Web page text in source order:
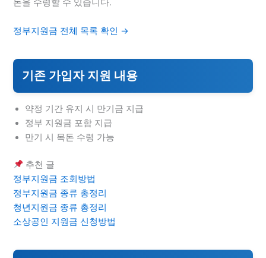
돈을 수령할 수 있습니다.
정부지원금 전체 목록 확인 →
기존 가입자 지원 내용
약정 기간 유지 시 만기금 지급
정부 지원금 포함 지급
만기 시 목돈 수령 가능
추천 글
정부지원금 조회방법
정부지원금 종류 총정리
청년지원금 종류 총정리
소상공인 지원금 신청방법